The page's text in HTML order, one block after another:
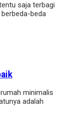
saja terbagi
beda
minimalis
adalah